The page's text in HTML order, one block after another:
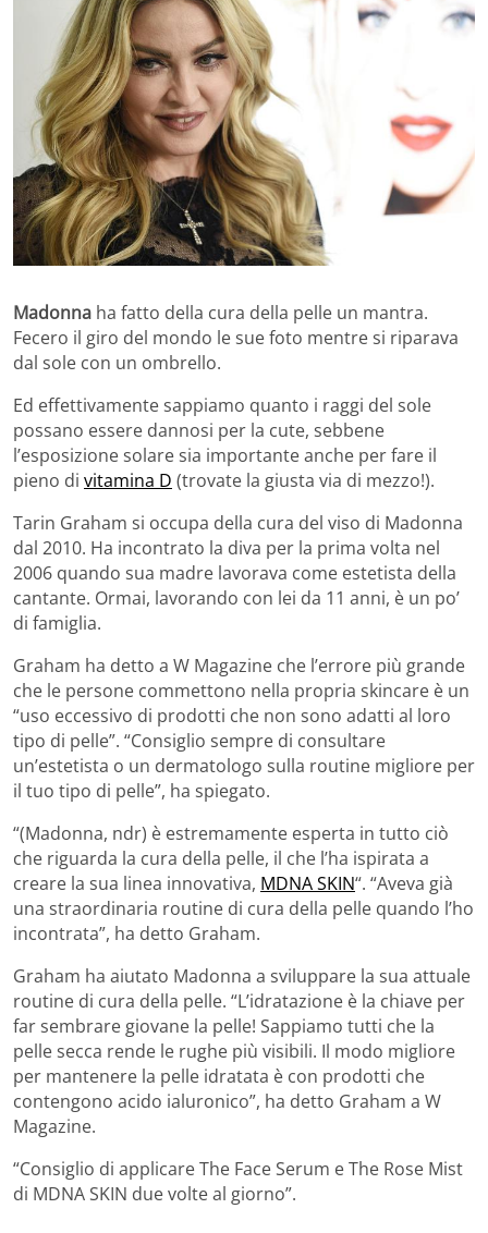
Madonna ha fatto della cura della pelle un mantra.
Fecero il giro del mondo le sue foto mentre si riparava
dal sole con un ombrello.
Ed effettivamente sappiamo quanto i raggi del sole
possano essere dannosi per la cute, sebbene
l’esposizione solare sia importante anche per fare il
pieno di vitamina D (trovate la giusta via di mezzo!).
Tarin Graham si occupa della cura del viso di Madonna
dal 2010. Ha incontrato la diva per la prima volta nel
2006 quando sua madre lavorava come estetista della
cantante. Ormai, lavorando con lei da 11 anni, è un po’
di famiglia.
Graham ha detto a W Magazine che l’errore più grande
che le persone commettono nella propria skincare è un
“uso eccessivo di prodotti che non sono adatti al loro
tipo di pelle”. “Consiglio sempre di consultare
un’estetista o un dermatologo sulla routine migliore per
il tuo tipo di pelle”, ha spiegato.
“(Madonna, ndr) è estremamente esperta in tutto ciò
che riguarda la cura della pelle, il che l’ha ispirata a
creare la sua linea innovativa, MDNA SKIN“. “Aveva già
una straordinaria routine di cura della pelle quando l’ho
incontrata”, ha detto Graham.
Graham ha aiutato Madonna a sviluppare la sua attuale
routine di cura della pelle. “L’idratazione è la chiave per
far sembrare giovane la pelle! Sappiamo tutti che la
pelle secca rende le rughe più visibili. Il modo migliore
per mantenere la pelle idratata è con prodotti che
contengono acido ialuronico”, ha detto Graham a W
Magazine.
“Consiglio di applicare The Face Serum e The Rose Mist
di MDNA SKIN due volte al giorno”.